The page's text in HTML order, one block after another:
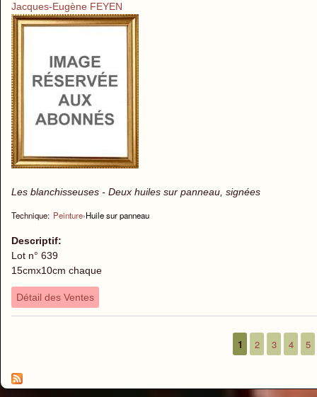
Jacques-Eugène FEYEN
Les blanchisseuses - Deux huiles sur panneau, signées
Technique: Peinture›Huile sur panneau
Descriptif:
Lot n° 639
15cmx10cm chaque
Détail des Ventes
1 2 3 4 5